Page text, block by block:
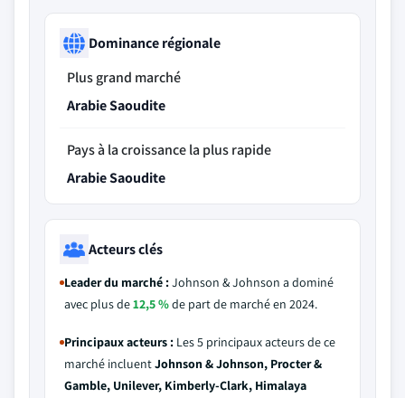
Dominance régionale
Plus grand marché
Arabie Saoudite
Pays à la croissance la plus rapide
Arabie Saoudite
Acteurs clés
Leader du marché :Johnson & Johnson a dominé
avec plus de12,5 %de part de marché en 2024.
Principaux acteurs : Les 5 principaux acteurs de ce
marché incluentJohnson & Johnson, Procter &
Gamble, Unilever, Kimberly-Clark, Himalaya